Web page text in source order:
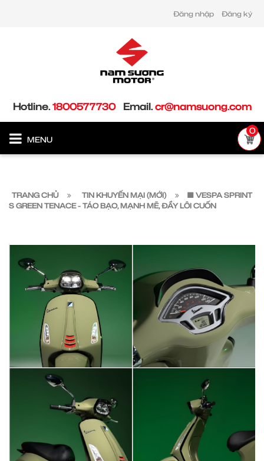
Đăng nhập Đăng ký
Hotline.1800577730 Email.cr@namsuong.com
MENU
0
TRANG CHỦ TIN KHUYẾN MẠI (MỚI)
🟩 VESPA SPRINT
S GREEN TENACE - TÁO BẠO, MẠNH MẼ, ĐẦY LÔI CUỐN